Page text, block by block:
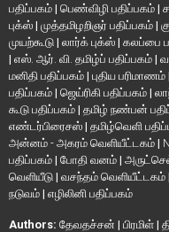
பதிப்பகம் | பெண்விழி பதிப்பகம் |
புக்ஸ் | முத்தமிழறிஞர் பதிப்பகம் |
முயற்கூடு | லார்க் புக்ஸ் | கலப்பை
| எஸ். ஆர். வி. தமிழ்ப் பதிப்பகம் |
மனிதி பதிப்பகம் | புதிய பரிமாணம் |
பதிப்பகம் | ஜெய்ரிகி பதிப்பகம் |
கூடு பதிப்பகம் | தமிழ் நண்பன்
எண்டர்பிரைசஸ் | தமிழ்வெளி
அன்னம் - அகரம் வெளியீட்டகம் |
பதிப்பகம் | போதி வனம் |
வெளியீடு | வசந்தம் வெளியீட்டகம் |
நடுவம் | எழிலினி பதிப்பகம்
Authors: தேவதச்சன் | பிரமிள் |